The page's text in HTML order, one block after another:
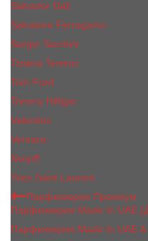
Salvador Dali
Salvatore Ferragamo
Sergio Tacchini
Tiziana Terenzi
Tom Ford
Tommy Hilfiger
Valentino
Versace
Xerjoff
Yves Saint Laurent
Парфюмерия Премиум
Парфюмерия Made In UAE
Парфюмерия Made In UAE A